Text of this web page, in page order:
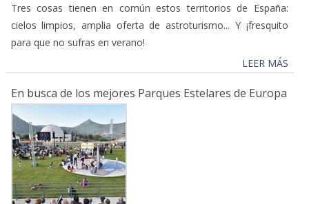
Tres cosas tienen en común estos territorios de España:
cielos limpios, amplia oferta de astroturismo... Y ¡fresquito
para que no sufras en verano!
LEER MÁS
En busca de los mejores Parques Estelares de Europa